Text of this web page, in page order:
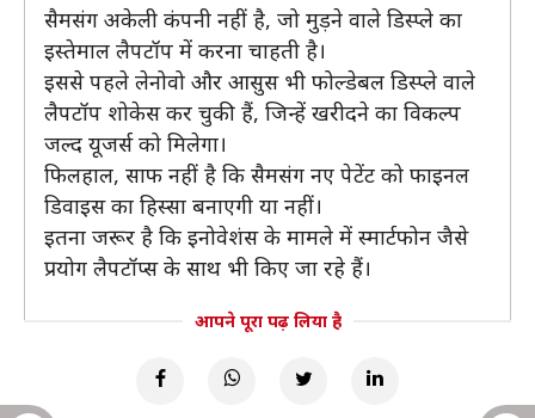
सैमसंग अकेली कंपनी नहीं है, जो मुड़ने वाले डिस्प्ले का
इस्तेमाल लैपटॉप में करना चाहती है।
इससे पहले लेनोवो और आसुस भी फोल्डेबल डिस्प्ले वाले
लैपटॉप शोकेस कर चुकी हैं, जिन्हें खरीदने का विकल्प
जल्द यूजर्स को मिलेगा।
फिलहाल, साफ नहीं है कि सैमसंग नए पेटेंट को फाइनल
डिवाइस का हिस्सा बनाएगी या नहीं।
इतना जरूर है कि इनोवेशंस के मामले में स्मार्टफोन जैसे
प्रयोग लैपटॉप्स के साथ भी किए जा रहे हैं।
आपने पूरा पढ़ लिया है